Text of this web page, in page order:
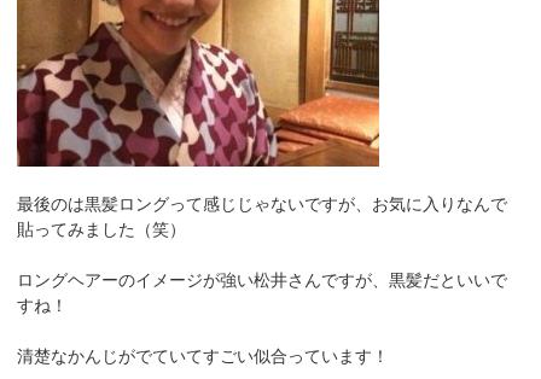
最後のは黒髪ロングって感じじゃないですが、お気に入りなんで
貼ってみました（笑）
ロングヘアーのイメージが強い松井さんですが、黒髪だといいで
すね！
清楚なかんじがでていてすごい似合っています！